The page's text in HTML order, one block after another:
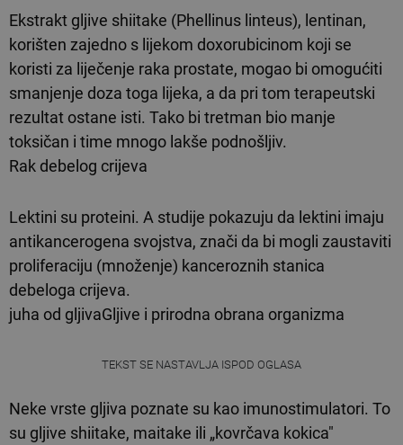
Ekstrakt gljive shiitake (Phellinus linteus), lentinan,
korišten zajedno s lijekom doxorubicinom koji se
koristi za liječenje raka prostate, mogao bi omogućiti
smanjenje doza toga lijeka, a da pri tom terapeutski
rezultat ostane isti. Tako bi tretman bio manje
toksičan i time mnogo lakše podnošljiv.
Rak debelog crijeva
Lektini su proteini. A studije pokazuju da lektini imaju
antikancerogena svojstva, znači da bi mogli zaustaviti
proliferaciju (množenje) kanceroznih stanica
debeloga crijeva.
juha od gljivaGljive i prirodna obrana organizma
TEKST SE NASTAVLJA ISPOD OGLASA
Neke vrste gljiva poznate su kao imunostimulatori. To
su gljive shiitake, maitake ili „kovrčava kokica"